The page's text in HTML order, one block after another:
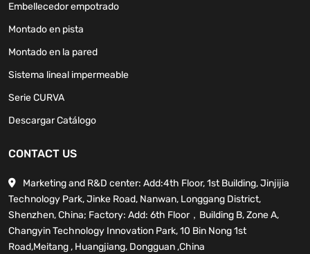
Embellecedor empotrado
Montado en pista
Montado en la pared
Sistema lineal impermeable
Serie CURVA
Descargar Catálogo
CONTACT US
Marketing and R&D center: Add:4th Floor, 1st Building, Jinjijia
Technology Park, Jinke Road, Nanwan, Longgang District,
Shenzhen, China; Factory: Add: 6th Floor，Building B, Zone A,
Changyin Technology Innovation Park, 10 Bin Nong 1st
Road,Meitang , Huangjiang, Dongguan ,China